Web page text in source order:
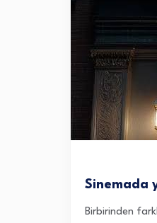
Sinemada
Birbirinden